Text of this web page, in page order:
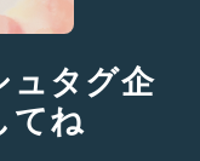
ュタグ企
てね